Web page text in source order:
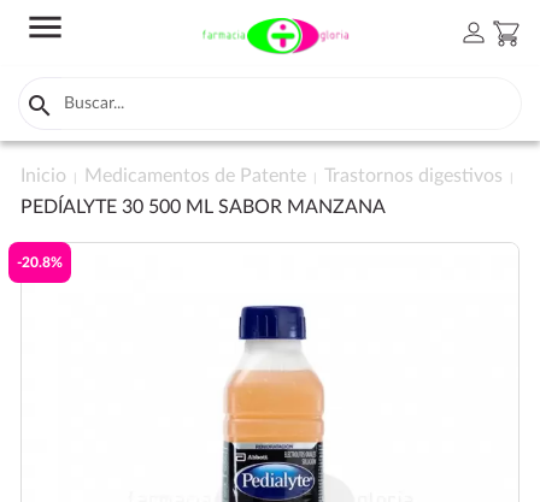
menu person shopping_cart

Inicio Medicamentos de Patente
Trastornos digestivos
PEDÍALYTE 30 500 ML SABOR MANZANA
-20.8%